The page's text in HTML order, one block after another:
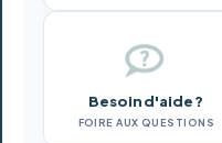
Besoin d'aide ?
FOIRE AUX QUESTIONS